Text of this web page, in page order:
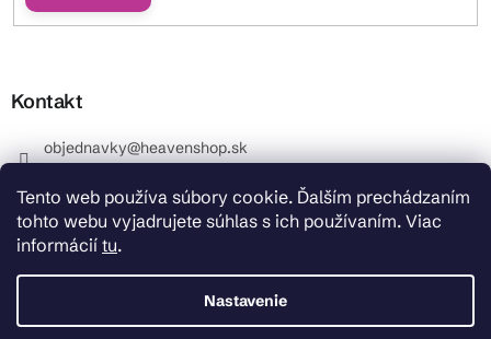
Tento web používa súbory cookie. Ďalším prechádzaním
tohto webu vyjadrujete súhlas s ich používaním. Viac
informácií tu.
Nastavenie
Kontakt
objednavky@heavenshop.sk
_Info objednávky : +421 914 399 399 Pracovné dni od
8.00 hod. do 12.00 . REKLAMÁCIE : +421 914 399 399
HeavenShop.sk
HeavenShop.sk